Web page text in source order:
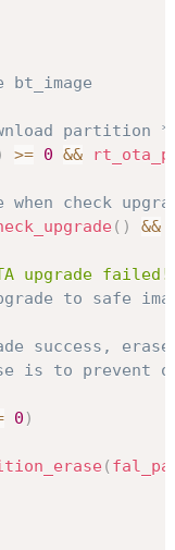
partition
>= 0 &&
when check
( ) &&
upgrade
to safe
success,
is to prevent
0 )
(